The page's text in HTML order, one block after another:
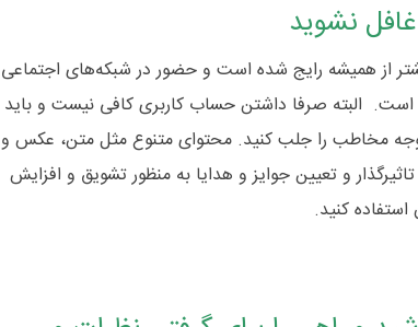
نشوید
از همیشه رایج شده است و حضور در شبکه‌های اجتماعی
است. البته صرفا داشتن حساب کاربری کافی نیست و باید
مخاطب را جلب کنید. محتوای متنوع مثل متن، عکس و
و تعیین جوایز و هدایا به منظور تشویق و افزایش
کنید.